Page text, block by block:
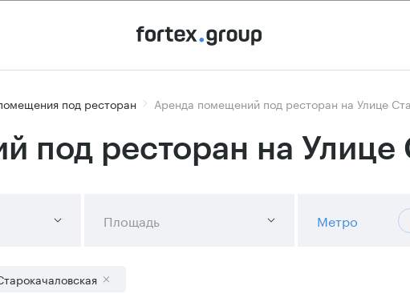
под ресторан Аренда помещений под ресторан на Улице
под ресторан на Улице
Площадь Метро